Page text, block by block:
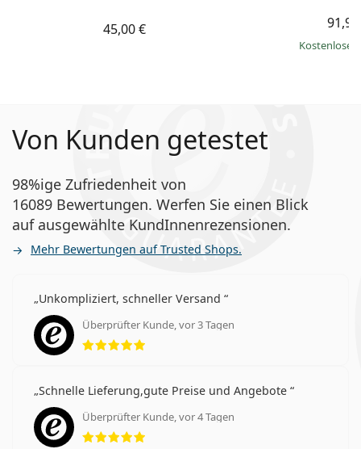
45,00 €
Kostenloser
Von Kunden getestet
98%ige Zufriedenheit von
16089 Bewertungen. Werfen Sie einen Blick
auf ausgewählte KundInnenrezensionen.
Mehr Bewertungen auf Trusted Shops.
Unkompliziert, schneller Versand
Überprüfter Kunde, vor 3 Tagen
Bewertung 5 aus 5
Schnelle Lieferung,gute Preise und Angebote
Überprüfter Kunde, vor 4 Tagen
Bewertung 5 aus 5